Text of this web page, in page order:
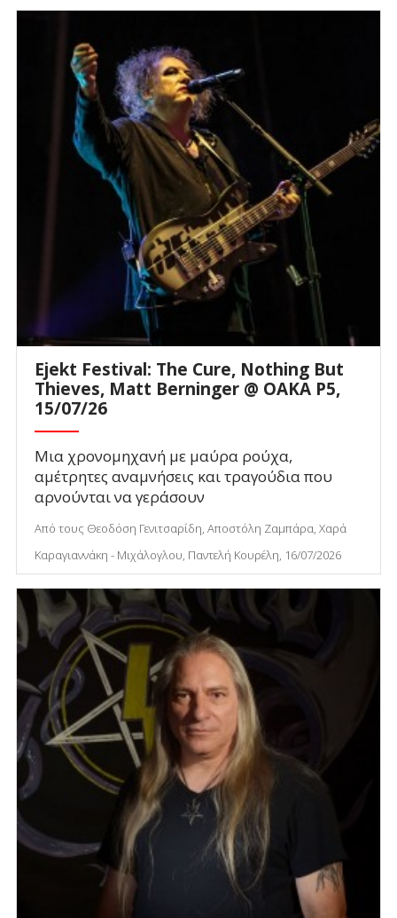
Ejekt Festival: The Cure, Nothing But
Thieves, Matt Berninger @ ΟΑΚΑ P5,
15/07/26
Μια χρονομηχανή με μαύρα ρούχα,
αμέτρητες αναμνήσεις και τραγούδια που
αρνούνται να γεράσουν
Από τους Θεοδόση Γενιτσαρίδη, Αποστόλη Ζαμπάρα, Χαρά
Καραγιαννάκη - Μιχάλογλου, Παντελή Κουρέλη, 16/07/2026